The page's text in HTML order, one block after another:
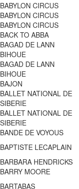
BABYLON CIRCUS
BABYLON CIRCUS
BABYLON CIRCUS
BACK TO ABBA
BAGAD DE LANN
BIHOUE
BAGAD DE LANN
BIHOUE
BAJON
BALLET NATIONAL DE
SIBERIE
BALLET NATIONAL DE
SIBERIE
BANDE DE VOYOUS
BAPTISTE LECAPLAIN
BARBARA HENDRICKS
BARRY MOORE
BARTABAS